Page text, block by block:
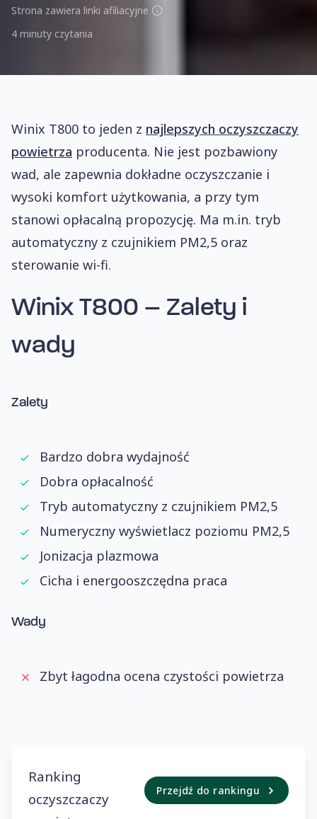
Strona zawiera linki afiliacyjne
4 minuty czytania
Winix T800 to jeden z najlepszych oczyszczaczy
powietrza producenta. Nie jest pozbawiony
wad, ale zapewnia dokładne oczyszczanie i
wysoki komfort użytkowania, a przy tym
stanowi opłacalną propozycję. Ma m.in. tryb
automatyczny z czujnikiem PM2,5 oraz
sterowanie wi-fi.
Winix T800 – Zalety i
wady
Zalety
Bardzo dobra wydajność
Dobra opłacalność
Tryb automatyczny z czujnikiem PM2,5
Numeryczny wyświetlacz poziomu PM2,5
Jonizacja plazmowa
Cicha i energooszczędna praca
Wady
Zbyt łagodna ocena czystości powietrza
Ranking
oczyszczaczy
Przejdź do rankingu